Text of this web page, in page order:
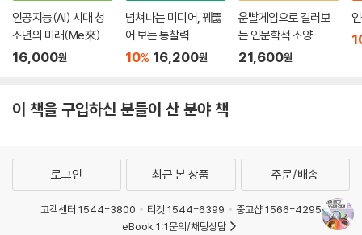
인공지능(AI) 시대 청
소년의 미래(Me來)
16,000원
넘쳐나는 미디어, 꿰뚫
어 보는 통찰력
10% 16,200원
운빨게임으로 길러보
는 인문학적 소양
21,600원
이 책을 구입하신 분들이 산 분야 책
로그인 최근 본 상품 주문/배송
고객센터 1544-3800 티켓 1544-6399
중고샵 1566-4295
eBook 1:1문의/채팅상담